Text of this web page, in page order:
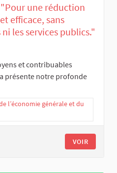
une réduction
efficace, sans
les services publics."
et contribuables
présente notre profonde
l’économie générale et du
VOIR